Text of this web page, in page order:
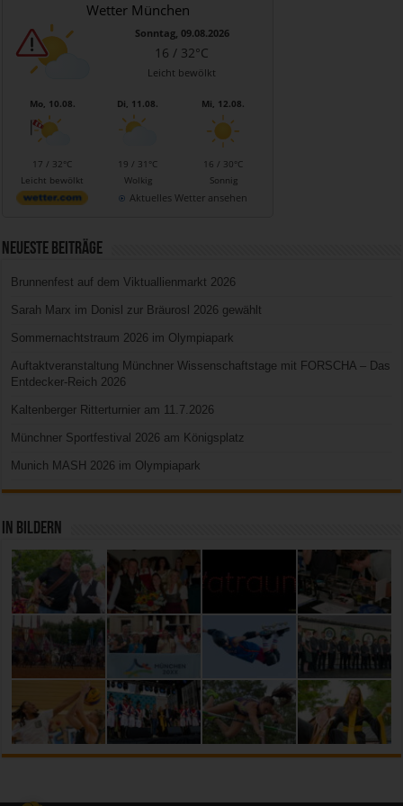
Wetter München
Sonntag, 09.08.2026
16 / 32°C
Leicht bewölkt
Mo, 10.08.
17 / 32°C
Leicht bewölkt
Di, 11.08.
19 / 31°C
Wolkig
Mi, 12.08.
16 / 30°C
Sonnig
Aktuelles Wetter ansehen
Neueste Beiträge
Brunnenfest auf dem Viktuallienmarkt 2026
Sarah Marx im Donisl zur Bräurosl 2026 gewählt
Sommernachtstraum 2026 im Olympiapark
Auftaktveranstaltung Münchner Wissenschaftstage mit FORSCHA – Das
Entdecker-Reich 2026
Kaltenberger Ritterturnier am 11.7.2026
Münchner Sportfestival 2026 am Königsplatz
Munich MASH 2026 im Olympiapark
In Bildern